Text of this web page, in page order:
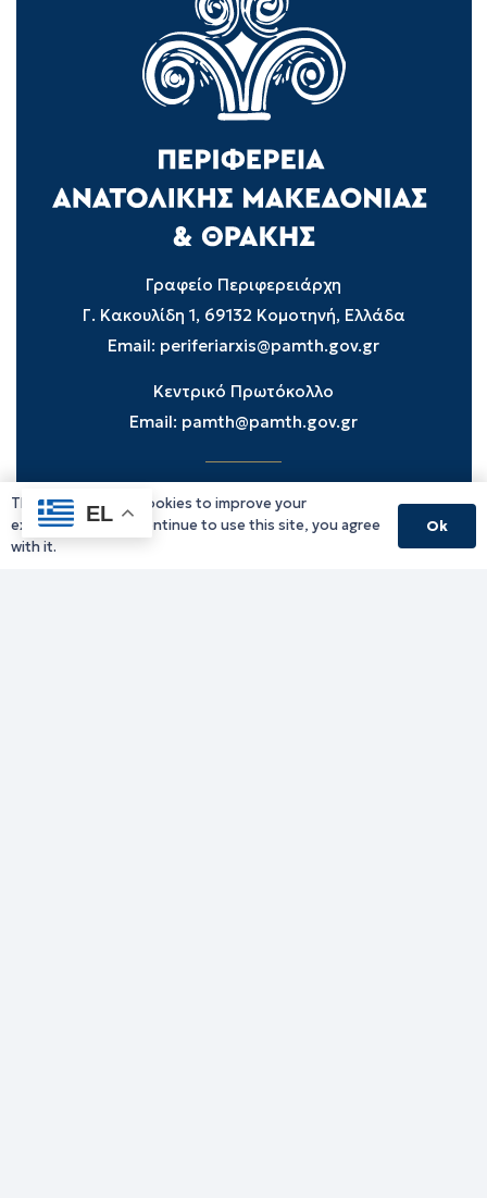
Γραφείο Περιφερειάρχη
Γ. Κακουλίδη 1, 69132 Κομοτηνή, Ελλάδα
Email: periferiarxis@pamth.gov.gr
Κεντρικό Πρωτόκολλο
Email: pamth@pamth.gov.gr
Υπηρεσίες Δράμας
Υπηρεσίες Καβάλας
EL
This website uses cookies to improve your
experience. If you continue to use this site, you agree
with it.
Ok